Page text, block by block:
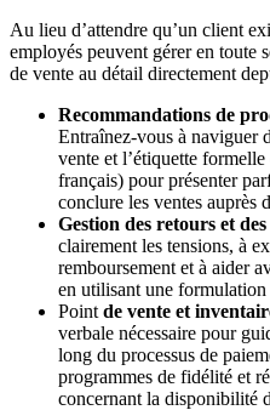
Au lieu d’attendre qu’un client
employés peuvent gérer en toute
de vente au détail directement
Recommandations de
Entraînez-vous à naviguer
vente et l’étiquette
français) pour présenter
conclure les ventes auprès
Gestion des retours et
clairement les tensions, à
remboursement et à aider
en utilisant une formulation
Point de vente et
verbale nécessaire pour
long du processus de
programmes de fidélité et
concernant la disponibilité